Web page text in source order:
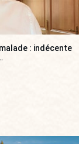
: indécente